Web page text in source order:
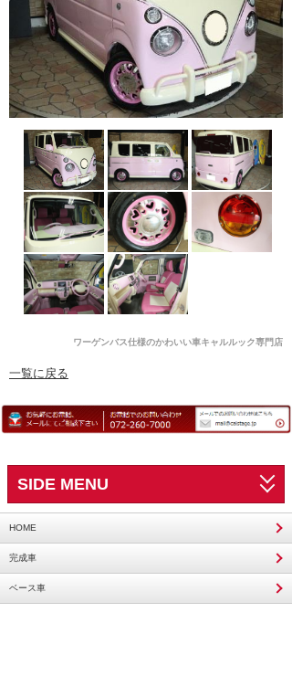
ワーゲンバス仕様のかわいい車キャルルック専門店
一覧に戻る
SIDE MENU
HOME
完成車
ベース車